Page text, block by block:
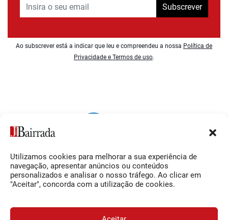
Utilizamos cookies para melhorar a sua experiência de
navegação, apresentar anúncios ou conteúdos
personalizados e analisar o nosso tráfego. Ao clicar em
"Aceitar", concorda com a utilização de cookies.
Subscrever
Ao subscrever está a indicar que leu e compreendeu a nossa Política de
Privacidade e Termos de uso.
Siga-nos
Facebook
O Jornal da Bairrada
Contactos